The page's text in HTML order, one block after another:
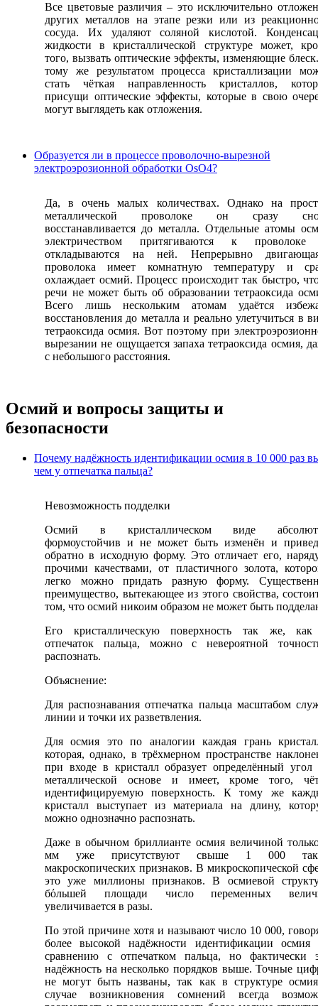
Все цветовые различия – это исключительно
других металлов на этапе резки или из
сосуда. Их удаляют соляной кислотой.
жидкости в кристаллической структуре может,
того, вызвать оптические эффекты, изменяющие
тому же результатом процесса кристаллизации
стать чёткая направленность кристаллов,
присущи оптические эффекты, которые в свою
могут выглядеть как отложения.
Образуется ли в процессе проволочно-вырезной
электроэрозионной обработки OsO4?
Да, в очень малых количествах. Однако на
металлической проволоке он сразу
восстанавливается до металла. Отдельные атомы
электричеством притягиваются к
откладываются на ней. Непрерывно
проволока имеет комнатную температуру и
охлаждает осмий. Процесс происходит так быстро,
речи не может быть об образовании тетраоксида
Всего лишь нескольким атомам удаётся
восстановления до металла и реально улетучиться в
тетраоксида осмия. Вот поэтому при
вырезании не ощущается запаха тетраоксида осмия,
с небольшого расстояния.
Осмий и вопросы защиты и
безопасности
Почему надёжность идентификации осмия в 10 000 раз
чем у отпечатка пальца?
Невозможность подделки
Осмий в кристаллическом виде
формоустойчив и не может быть изменён и
обратно в исходную форму. Это отличает его,
прочими качествами, от пластичного золота,
легко можно придать разную форму.
преимущество, вытекающее из этого свойства,
том, что осмий никоим образом не может быть
Его кристаллическую поверхность так же,
отпечаток пальца, можно с невероятной
распознать.
Объяснение:
Для распознавания отпечатка пальца масштабом
линии и точки их разветвления.
Для осмия это по аналогии каждая грань
которая, однако, в трёхмерном пространстве
при входе в кристалл образует определённый угол
металлической основе и имеет, кроме того,
идентифицируемую поверхность. К тому же
кристалл выступает из материала на длину,
можно однозначно распознать.
Даже в обычном бриллианте осмия величиной
мм уже присутствуют свыше 1 000
макроскопических признаков. В микроскопической
это уже миллионы признаков. В осмиевой
бόльшей площади число переменных
увеличивается в разы.
По этой причине хотя и называют число 10 000,
более высокой надёжности идентификации осмия
сравнению с отпечатком пальца, но фактически
надёжность на несколько порядков выше. Точные
не могут быть названы, так как в структуре
случае возникновения сомнений всегда